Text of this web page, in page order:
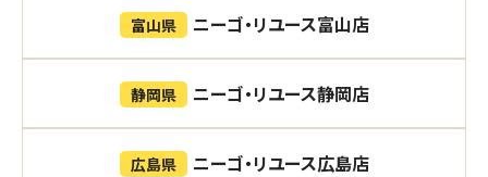
富山県 ニーゴ・リユース富山店
静岡県 ニーゴ・リユース静岡店
広島県 ニーゴ・リユース広島店